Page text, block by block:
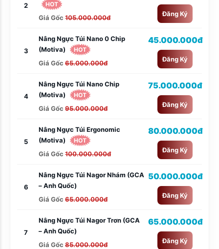
2 HOT
Giá Gốc 105.000.000đ
Đăng Ký
3
Nâng Ngực Túi Nano 0 Chip
(Motiva)
HOT
Giá Gốc 65.000.000đ
45.000.000đ
Đăng Ký
4
Nâng Ngực Túi Nano Chip
(Motiva)
HOT
Giá Gốc 95.000.000đ
75.000.000đ
Đăng Ký
5
Nâng Ngực Túi Ergonomic
(Motiva)
HOT
Giá Gốc 100.000.000đ
80.000.000đ
Đăng Ký
6
Nâng Ngực Túi Nagor Nhám (GCA
– Anh Quốc)
Giá Gốc 65.000.000đ
50.000.000đ
Đăng Ký
7
Nâng Ngực Túi Nagor Trơn (GCA
– Anh Quốc)
Giá Gốc 85.000.000đ
65.000.000đ
Đăng Ký